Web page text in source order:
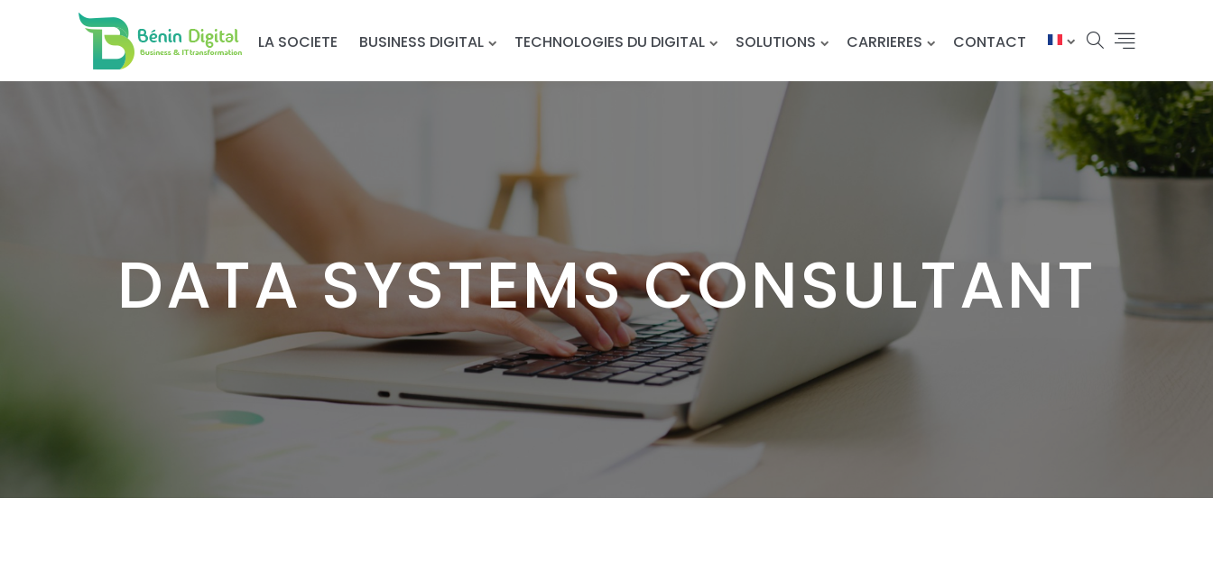
LA SOCIETE BUSINESS DIGITAL TECHNOLOGIES DU DIGITAL SOLUTIONS CARRIERES CONTACT
DATA SYSTEMS CONSULTANT